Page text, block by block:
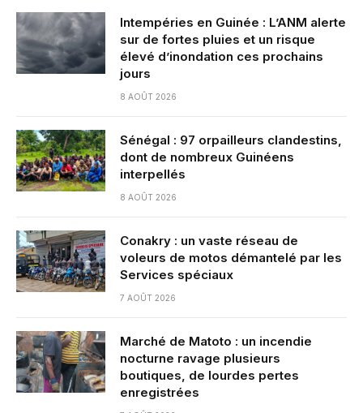
Intempéries en Guinée : L’ANM alerte
sur de fortes pluies et un risque
élevé d’inondation ces prochains
jours
8 AOÛT 2026
Sénégal : 97 orpailleurs clandestins,
dont de nombreux Guinéens
interpellés
8 AOÛT 2026
Conakry : un vaste réseau de
voleurs de motos démantelé par les
Services spéciaux
7 AOÛT 2026
Marché de Matoto : un incendie
nocturne ravage plusieurs
boutiques, de lourdes pertes
enregistrées